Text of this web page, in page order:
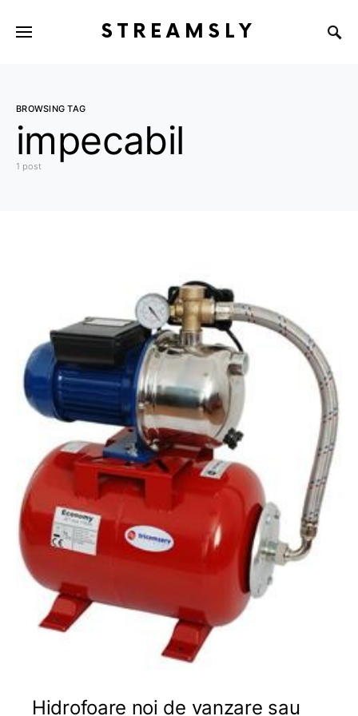
STREAMSLY
BROWSING TAG
impecabil
1 post
Hidrofoare noi de vanzare sau